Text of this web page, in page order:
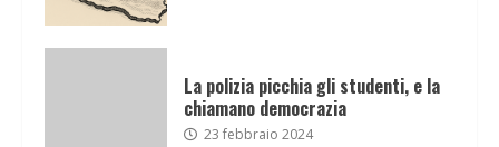
La polizia picchia gli studenti, e la
chiamano democrazia
23 febbraio 2024